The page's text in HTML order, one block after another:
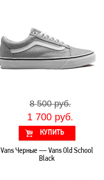
8 500 руб.
1 700 руб.
Vans Черные — Vans Old School
Black